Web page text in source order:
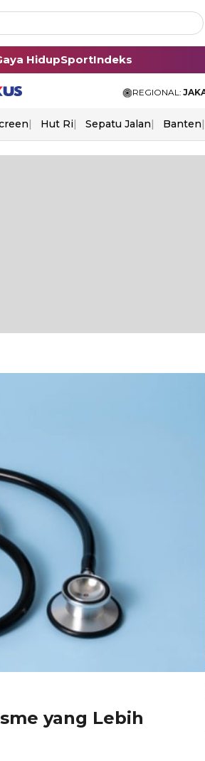
HidupSportIndeks
REGIONAL:
Hut Ri Sepatu Jalan Banten
yang Lebih